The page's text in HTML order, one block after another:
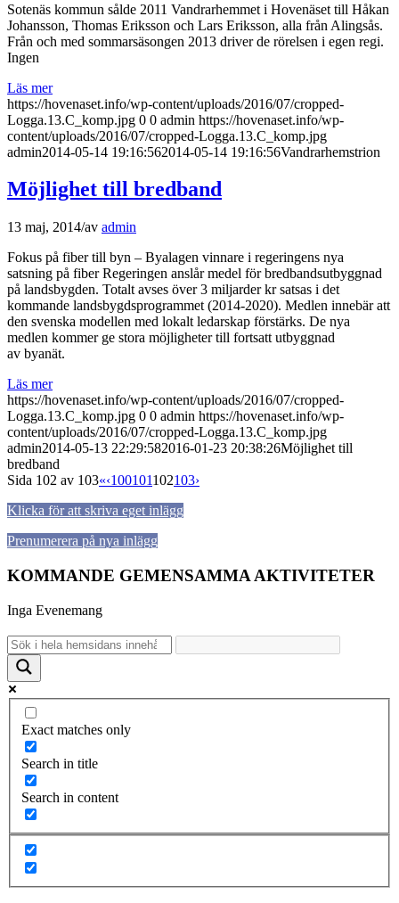
Sotenäs kommun sålde 2011 Vandrarhemmet i Hovenäset till Håkan
Johansson, Thomas Eriksson och Lars Eriksson, alla från Alingsås.
Från och med sommarsäsongen 2013 driver de rörelsen i egen regi.
Ingen
Läs mer
https://hovenaset.info/wp-content/uploads/2016/07/cropped-
Logga.13.C_komp.jpg 0 0 admin https://hovenaset.info/wp-
content/uploads/2016/07/cropped-Logga.13.C_komp.jpg
admin2014-05-14 19:16:562014-05-14 19:16:56Vandrarhemstrion
Möjlighet till bredband
13 maj, 2014/av admin
Fokus på fiber till byn – Byalagen vinnare i regeringens nya
satsning på fiber Regeringen anslår medel för bredbandsutbyggnad
på landsbygden. Totalt avses över 3 miljarder kr satsas i det
kommande landsbygdsprogrammet (2014-2020). Medlen innebär att
den svenska modellen med lokalt ledarskap förstärks. De nya
medlen kommer ge stora möjligheter till fortsatt utbyggnad
av byanät.
Läs mer
https://hovenaset.info/wp-content/uploads/2016/07/cropped-
Logga.13.C_komp.jpg 0 0 admin https://hovenaset.info/wp-
content/uploads/2016/07/cropped-Logga.13.C_komp.jpg
admin2014-05-13 22:29:582016-01-23 20:38:26Möjlighet till
bredband
Sida 102 av 103«‹100101102103›
Klicka för att skriva eget inlägg
Prenumerera på nya inlägg
KOMMANDE GEMENSAMMA AKTIVITETER
Inga Evenemang
Exact matches only
Search in title
Search in content